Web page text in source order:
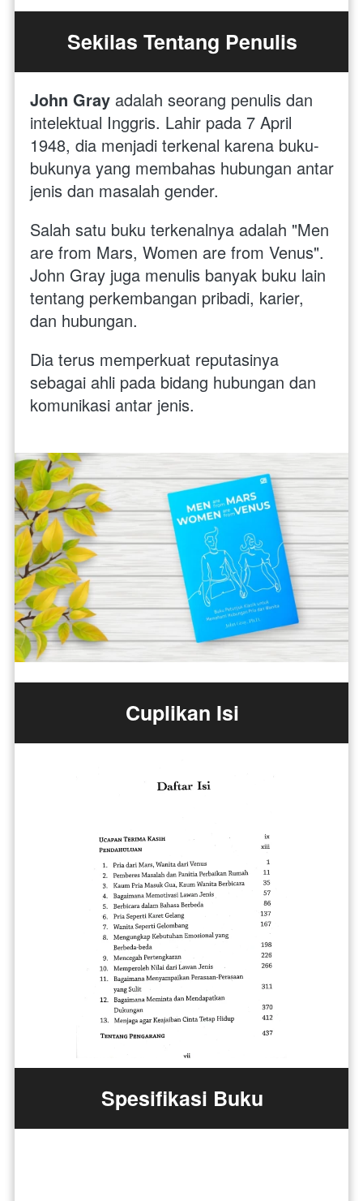
Sekilas Tentang Penulis
John Gray adalah seorang penulis dan
intelektual Inggris. Lahir pada 7 April
1948, dia menjadi terkenal karena buku-
bukunya yang membahas hubungan antar
jenis dan masalah gender.
Salah satu buku terkenalnya adalah "Men
are from Mars, Women are from Venus".
John Gray juga menulis banyak buku lain
tentang perkembangan pribadi, karier,
dan hubungan.
Dia terus memperkuat reputasinya
sebagai ahli pada bidang hubungan dan
komunikasi antar jenis.
Cuplikan Isi
Spesifikasi Buku